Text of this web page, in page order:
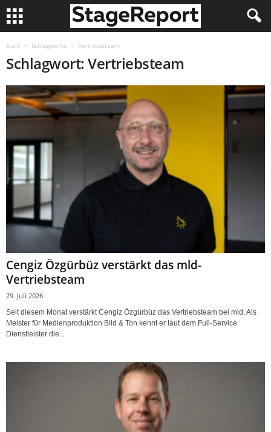
Start Schlagworte Vertriebsteam
Schlagwort: Vertriebsteam
Cengiz Özgürbüz verstärkt das mld-
Vertriebsteam
29. Juli 2026
Seit diesem Monat verstärkt Cengiz Özgürbüz das Vertriebsteam bei mld. Als
Meister für Medienproduktion Bild & Ton kennt er laut dem Full-Service
Dienstleister die...